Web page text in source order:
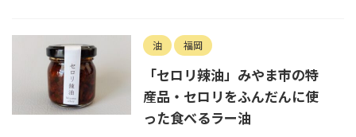
油 福岡
「セロリ辣油」みやま市の特
産品・セロリをふんだんに使
った食べるラー油